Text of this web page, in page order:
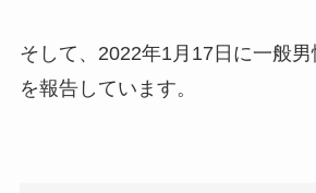
そして、2022年1月17日に一般
を報告しています。